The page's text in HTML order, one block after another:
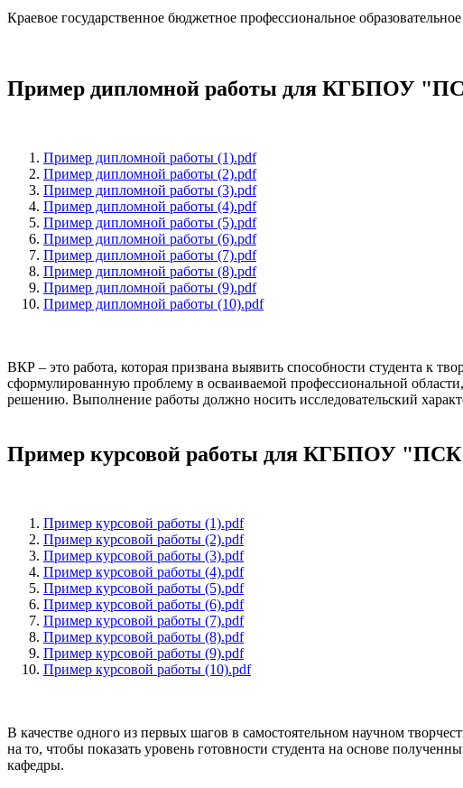
Краевое государственное бюджетное профессиональное
Пример дипломной работы для КГБПОУ
Пример дипломной работы (1).pdf
Пример дипломной работы (2).pdf
Пример дипломной работы (3).pdf
Пример дипломной работы (4).pdf
Пример дипломной работы (5).pdf
Пример дипломной работы (6).pdf
Пример дипломной работы (7).pdf
Пример дипломной работы (8).pdf
Пример дипломной работы (9).pdf
Пример дипломной работы (10).pdf
ВКР – это работа, которая призвана выявить способности студента к
сформулированную проблему в осваиваемой профессиональной
решению. Выполнение работы должно носить исследовательский
Пример курсовой работы для КГБПОУ
Пример курсовой работы (1).pdf
Пример курсовой работы (2).pdf
Пример курсовой работы (3).pdf
Пример курсовой работы (4).pdf
Пример курсовой работы (5).pdf
Пример курсовой работы (6).pdf
Пример курсовой работы (7).pdf
Пример курсовой работы (8).pdf
Пример курсовой работы (9).pdf
Пример курсовой работы (10).pdf
В качестве одного из первых шагов в самостоятельном научном
на то, чтобы показать уровень готовности студента на основе
кафедры.